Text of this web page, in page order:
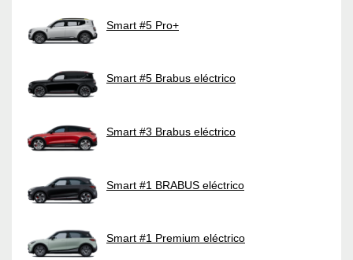
Smart #5 Pro+
Smart #5 Brabus eléctrico
Smart #3 Brabus eléctrico
Smart #1 BRABUS eléctrico
Smart #1 Premium eléctrico